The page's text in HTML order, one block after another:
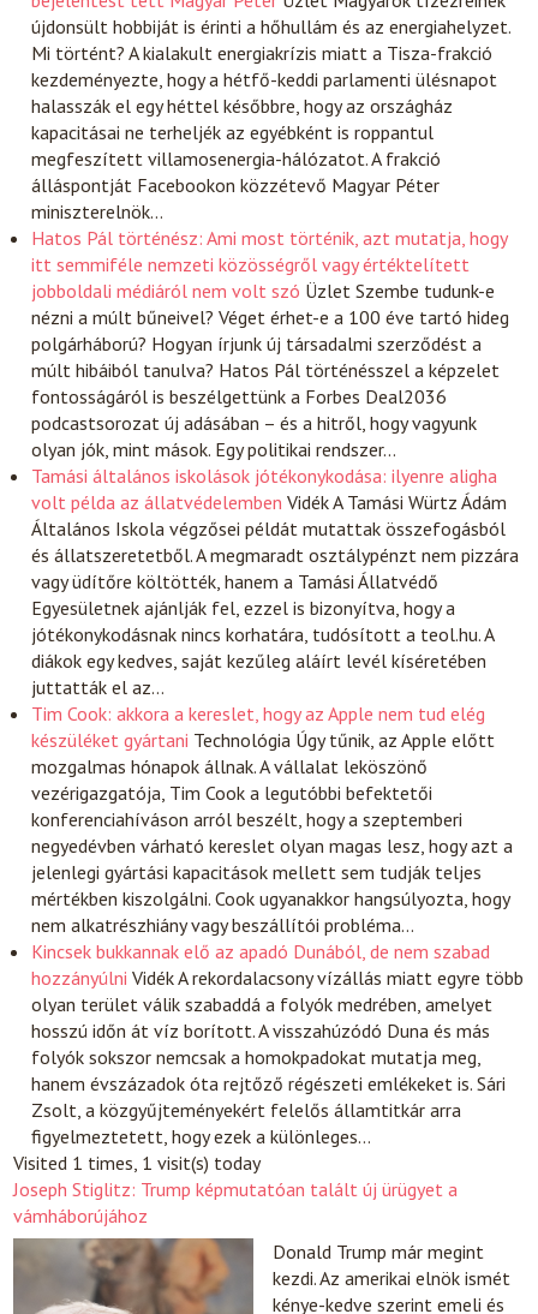
újdonsült hobbiját is érinti a hőhullám és az energiahelyzet.
Mi történt? A kialakult energiakrízis miatt a Tisza-frakció
kezdeményezte, hogy a hétfő-keddi parlamenti ülésnapot
halasszák el egy héttel későbbre, hogy az országház
kapacitásai ne terheljék az egyébként is roppantul
megfeszített villamosenergia-hálózatot. A frakció
álláspontját Facebookon közzétevő Magyar Péter
miniszterelnök…
Hatos Pál történész: Ami most történik, azt mutatja, hogy
itt semmiféle nemzeti közösségről vagy értéktelített
jobboldali médiáról nem volt szó Üzlet Szembe tudunk-e
nézni a múlt bűneivel? Véget érhet-e a 100 éve tartó hideg
polgárháború? Hogyan írjunk új társadalmi szerződést a
múlt hibáiból tanulva? Hatos Pál történésszel a képzelet
fontosságáról is beszélgettünk a Forbes Deal2036
podcastsorozat új adásában – és a hitről, hogy vagyunk
olyan jók, mint mások. Egy politikai rendszer…
Tamási általános iskolások jótékonykodása: ilyenre aligha
volt példa az állatvédelemben VidékA Tamási Würtz Ádám
Általános Iskola végzősei példát mutattak összefogásból
és állatszeretetből. A megmaradt osztálypénzt nem pizzára
vagy üdítőre költötték, hanem a Tamási Állatvédő
Egyesületnek ajánlják fel, ezzel is bizonyítva, hogy a
jótékonykodásnak nincs korhatára, tudósított a teol.hu. A
diákok egy kedves, saját kezűleg aláírt levél kíséretében
juttatták el az…
Tim Cook: akkora a kereslet, hogy az Apple nem tud elég
készüléket gyártani Technológia Úgy tűnik, az Apple előtt
mozgalmas hónapok állnak. A vállalat leköszönő
vezérigazgatója, Tim Cook a legutóbbi befektetői
konferenciahíváson arról beszélt, hogy a szeptemberi
negyedévben várható kereslet olyan magas lesz, hogy azt a
jelenlegi gyártási kapacitások mellett sem tudják teljes
mértékben kiszolgálni. Cook ugyanakkor hangsúlyozta, hogy
nem alkatrészhiány vagy beszállítói probléma…
Kincsek bukkannak elő az apadó Dunából, de nem szabad
hozzányúlni VidékA rekordalacsony vízállás miatt egyre több
olyan terület válik szabaddá a folyók medrében, amelyet
hosszú időn át víz borított. A visszahúzódó Duna és más
folyók sokszor nemcsak a homokpadokat mutatja meg,
hanem évszázadok óta rejtőző régészeti emlékeket is. Sári
Zsolt, a közgyűjteményekért felelős államtitkár arra
figyelmeztetett, hogy ezek a különleges…
Visited 1 times, 1 visit(s) today
Joseph Stiglitz: Trump képmutatóan talált új ürügyet a
vámháborújához
Donald Trump már megint
kezdi. Az amerikai elnök ismét
kénye-kedve szerint emeli és